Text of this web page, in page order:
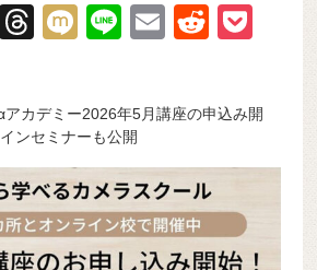
H
T
a
d
s
M
Li
E
R
di
t
et
アカデミー2026年5月講座の申込み開
ンセミナーも公開